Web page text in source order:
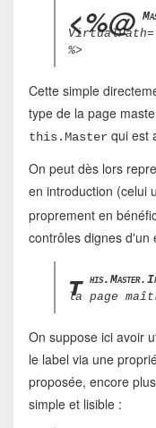
<%@
%>
Cette simple
type de la page
this.Masterqui est
On peut dès lors
en introduction (celui
proprement en
contrôles dignes d'un
t
la page
On suppose ici avoir
le label via une
proposée, encore
simple et lisible :